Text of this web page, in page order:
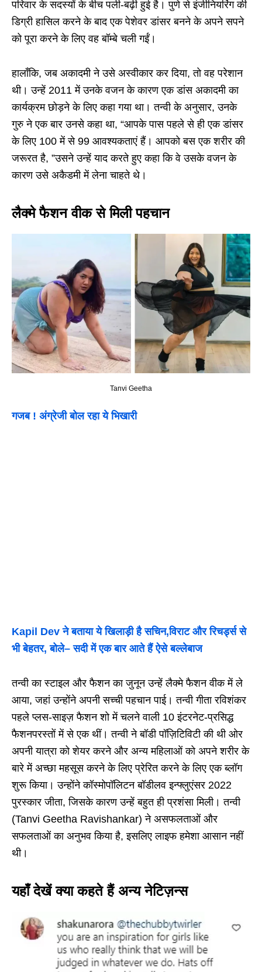
परिवार के सदस्यों के बीच पली-बढ़ी हुई है। पुणे से इंजीनियरिंग की
डिग्री हासिल करने के बाद एक पेशेवर डांसर बनने के अपने सपने
को पूरा करने के लिए वह बॉम्बे चली गईं।
हालाँकि, जब अकादमी ने उसे अस्वीकार कर दिया, तो वह परेशान
थी। उन्हें 2011 में उनके वजन के कारण एक डांस अकादमी का
कार्यक्रम छोड़ने के लिए कहा गया था। तन्वी के अनुसार, उनके
गुरु ने एक बार उनसे कहा था, “आपके पास पहले से ही एक डांसर
के लिए 100 में से 99 आवश्यकताएं हैं। आपको बस एक शरीर की
जरूरत है, ”उसने उन्हें याद करते हुए कहा कि वे उसके वजन के
कारण उसे अकैडमी में लेना चाहते थे।
लैक्मे फैशन वीक से मिली पहचान
Tanvi Geetha
गजब ! अंग्रेजी बोल रहा ये भिखारी
Kapil Dev ने बताया ये खिलाड़ी है सचिन,विराट और रिचर्ड्स से
भी बेहतर, बोले– सदी में एक बार आते हैं ऐसे बल्लेबाज
तन्वी का स्टाइल और फैशन का जुनून उन्हें लैक्मे फैशन वीक में ले
आया, जहां उन्होंने अपनी सच्ची पहचान पाई। तन्वी गीता रविशंकर
पहले प्लस-साइज़ फैशन शो में चलने वाली 10 इंटरनेट-प्रसिद्ध
फैशनपरस्तों में से एक थीं। तन्वी ने बॉडी पॉज़िटिविटी की थी ओर
अपनी यात्रा को शेयर करने और अन्य महिलाओं को अपने शरीर के
बारे में अच्छा महसूस करने के लिए प्रेरित करने के लिए एक ब्लॉग
शुरू किया। उन्होंने कॉस्मोपॉलिटन बॉडीलव इन्फ्लुएंसर 2022
पुरस्कार जीता, जिसके कारण उन्हें बहुत ही प्रशंसा मिली। तन्वी
(Tanvi Geetha Ravishankar) ने असफलताओं और
सफलताओं का अनुभव किया है, इसलिए लाइफ हमेशा आसान नहीं
थी।
यहाँ देखें क्या कहते हैं अन्य नेटिज़न्स